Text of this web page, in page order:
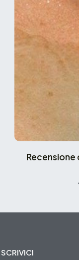
Recensione
SCRIVICI